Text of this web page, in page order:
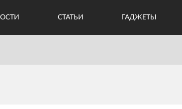
СТАТЬИ ГАДЖЕТЫ